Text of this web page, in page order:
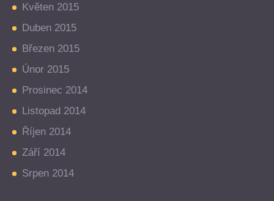
Květen 2015
Duben 2015
Březen 2015
Únor 2015
Prosinec 2014
Listopad 2014
Říjen 2014
Září 2014
Srpen 2014